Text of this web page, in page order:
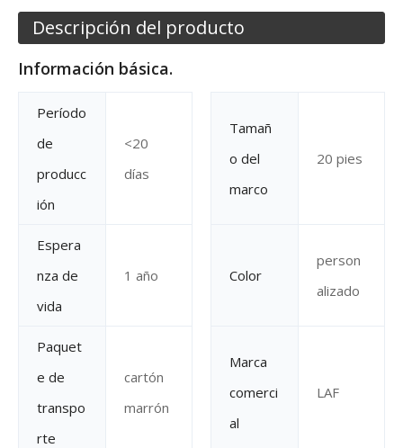
Descripción del producto
Información básica.
Período
de
producc
ión
<20
días
Tamañ
o del
marco
20 pies
Espera
nza de
vida
1 año Color
person
alizado
Paquet
e de
transpo
rte
cartón
marrón
Marca
comerci
al
LAF